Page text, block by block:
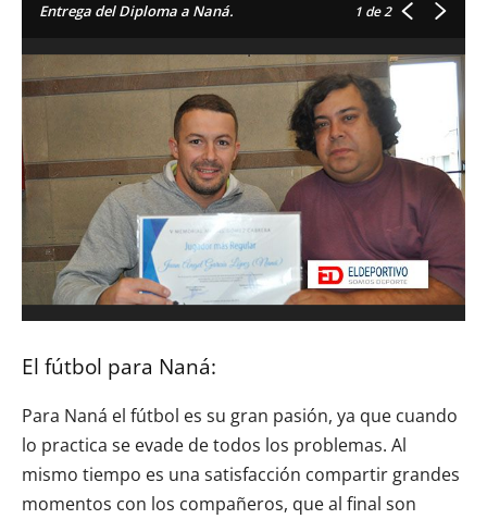
Entrega del Diploma a Naná. 1 de 2
El fútbol para Naná:
Para Naná el fútbol es su gran pasión, ya que cuando
lo practica se evade de todos los problemas. Al
mismo tiempo es una satisfacción compartir grandes
momentos con los compañeros, que al final son